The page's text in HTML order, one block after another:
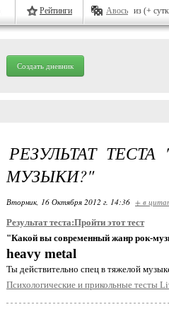
Рейтинги Авось из (+
Создать дневник
РЕЗУЛЬТАТ
МУЗЫКИ?"
Вторник, 16 Октября 2012 г. 14:36 + в
Результат теста:Пройти этот тест
"Какой вы современный жанр рок-
heavy metal
Ты действительно спец в тяжелой
Психологические и прикольные тесты